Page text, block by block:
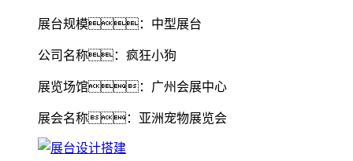
展台规模：中型展台
公司名称：疯狂小狗
展览场馆：广州会展中心
展会名称：亚洲宠物展览会